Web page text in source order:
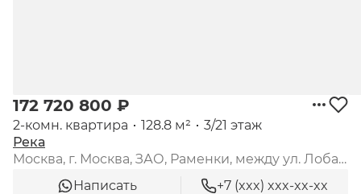
172 720 800 ₽
2-комн. квартира 128.8 м²
3/21 этаж
Река
Москва, г. Москва, ЗАО, Раменки, между ул. Лобачевского и платформой "Матвеевское"
Написать
+7 (xxx) xxx-xx-xx